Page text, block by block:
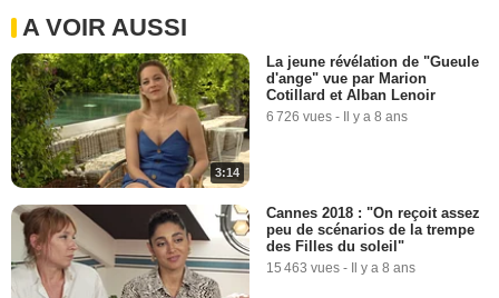
A VOIR AUSSI
3:14
La jeune révélation de "Gueule
d'ange" vue par Marion
Cotillard et Alban Lenoir
6 726 vues - Il y a 8 ans
Cannes 2018 : "On reçoit assez
peu de scénarios de la trempe
des Filles du soleil"
15 463 vues - Il y a 8 ans